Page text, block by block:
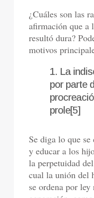
¿Cuáles son las
afirmación que a
resultó dura?
motivos
1. La
por parte
prole[5]
Se diga lo que
y educar a los
la perpetuidad
cual la unión del
se ordena por